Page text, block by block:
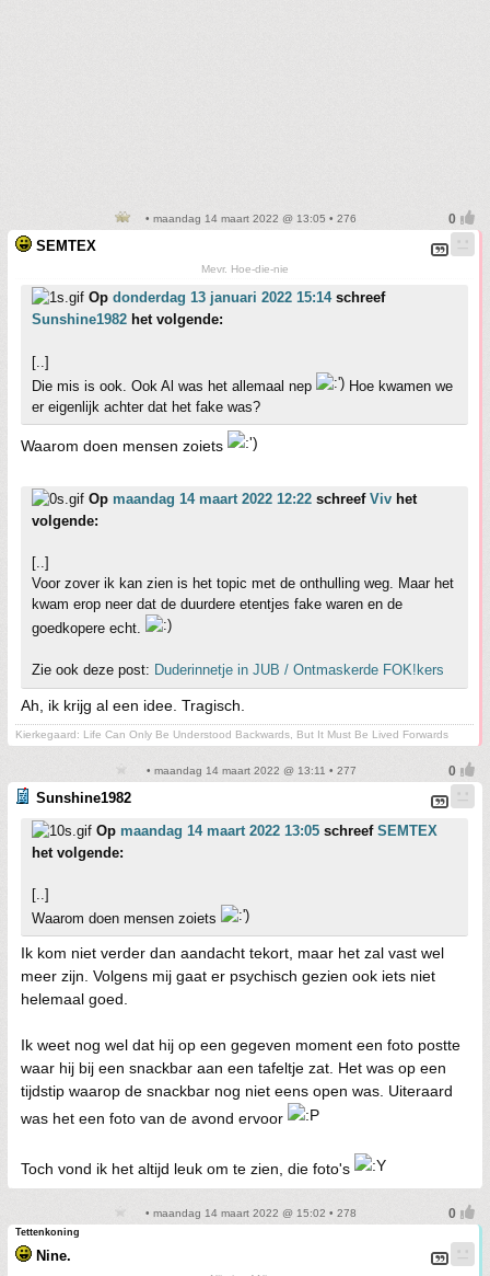
• maandag 14 maart 2022 @ 13:05 • 276
SEMTEX
Mevr. Hoe-die-nie
Op donderdag 13 januari 2022 15:14schreef
Sunshine1982 het volgende:
[..]
Die mis is ook. Ook Al was het allemaal nep
Hoe kwamen we
er eigenlijk achter dat het fake was?
Waarom doen mensen zoiets
Op maandag 14 maart 2022 12:22 schreef Viv het
volgende:
[..]
Voor zover ik kan zien is het topic met de onthulling weg. Maar het
kwam erop neer dat de duurdere etentjes fake waren en de
goedkopere echt.
Zie ook deze post: Duderinnetje in JUB / Ontmaskerde FOK!kers
Ah, ik krijg al een idee. Tragisch.
Kierkegaard: Life Can Only Be Understood Backwards, But It Must Be Lived Forwards
• maandag 14 maart 2022 @ 13:11 • 277
Sunshine1982
Op maandag 14 maart 2022 13:05 schreef SEMTEX
het volgende:
[..]
Waarom doen mensen zoiets
Ik kom niet verder dan aandacht tekort, maar het zal vast wel
meer zijn. Volgens mij gaat er psychisch gezien ook iets niet
helemaal goed.
Ik weet nog wel dat hij op een gegeven moment een foto postte
waar hij bij een snackbar aan een tafeltje zat. Het was op een
tijdstip waarop de snackbar nog niet eens open was. Uiteraard
was het een foto van de avond ervoor
Toch vond ik het altijd leuk om te zien, die foto's
• maandag 14 maart 2022 @ 15:02 • 278
Tettenkoning
Nine.